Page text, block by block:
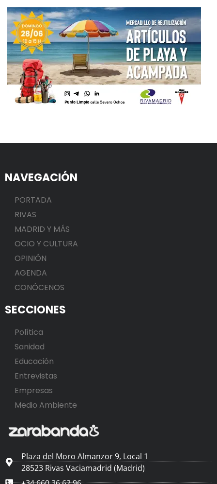
NAVEGACIÓN
PORTADA
RIVAS
MADRID Y MÁS
OCIO Y CULTURA
OPINIÓN
AGENDA
CONÓCENOS
SECCIONES
Política
Sanidad
Educación
Entrevistas
Empresas
Medio Ambiente
Plaza del Moro Almanzor 9, Local 1
28523 Rivas Vaciamadrid (Madrid)